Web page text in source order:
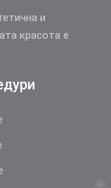
и
красота е